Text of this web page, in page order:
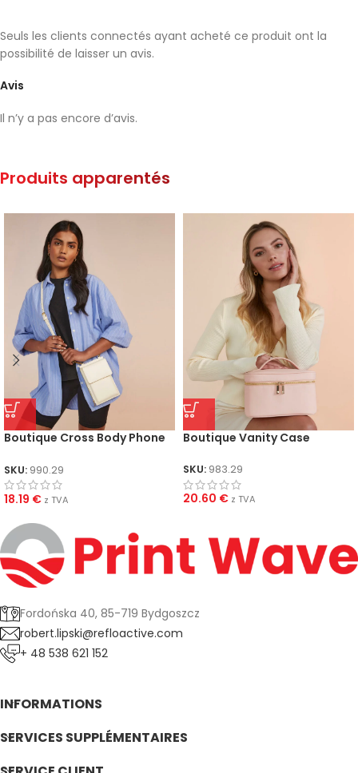
Avis
Il n’y a pas encore d’avis.
Seuls les clients connectés ayant acheté ce produit ont la
possibilité de laisser un avis.
Produits apparentés
Boutique Cross Body Phone
SKU: 990.29
18.19 € z TVA
Boutique Vanity Case
SKU: 983.29
20.60 € z TVA
Fordońska 40, 85-719 Bydgoszcz
robert.lipski@refloactive.com
+ 48 538 621 152
INFORMATIONS
SERVICES SUPPLÉMENTAIRES